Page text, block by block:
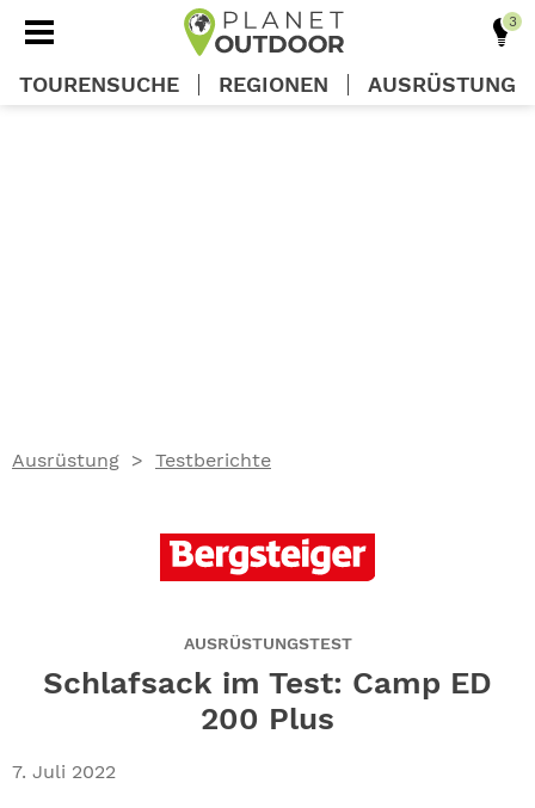
Ausrüstung Testberichte
AUSRÜSTUNGSTEST
Schlafsack im Test: Camp ED
200 Plus
7. Juli 2022
TOURENSUCHE REGIONEN AUSRÜSTUNG
NEWSLETTER